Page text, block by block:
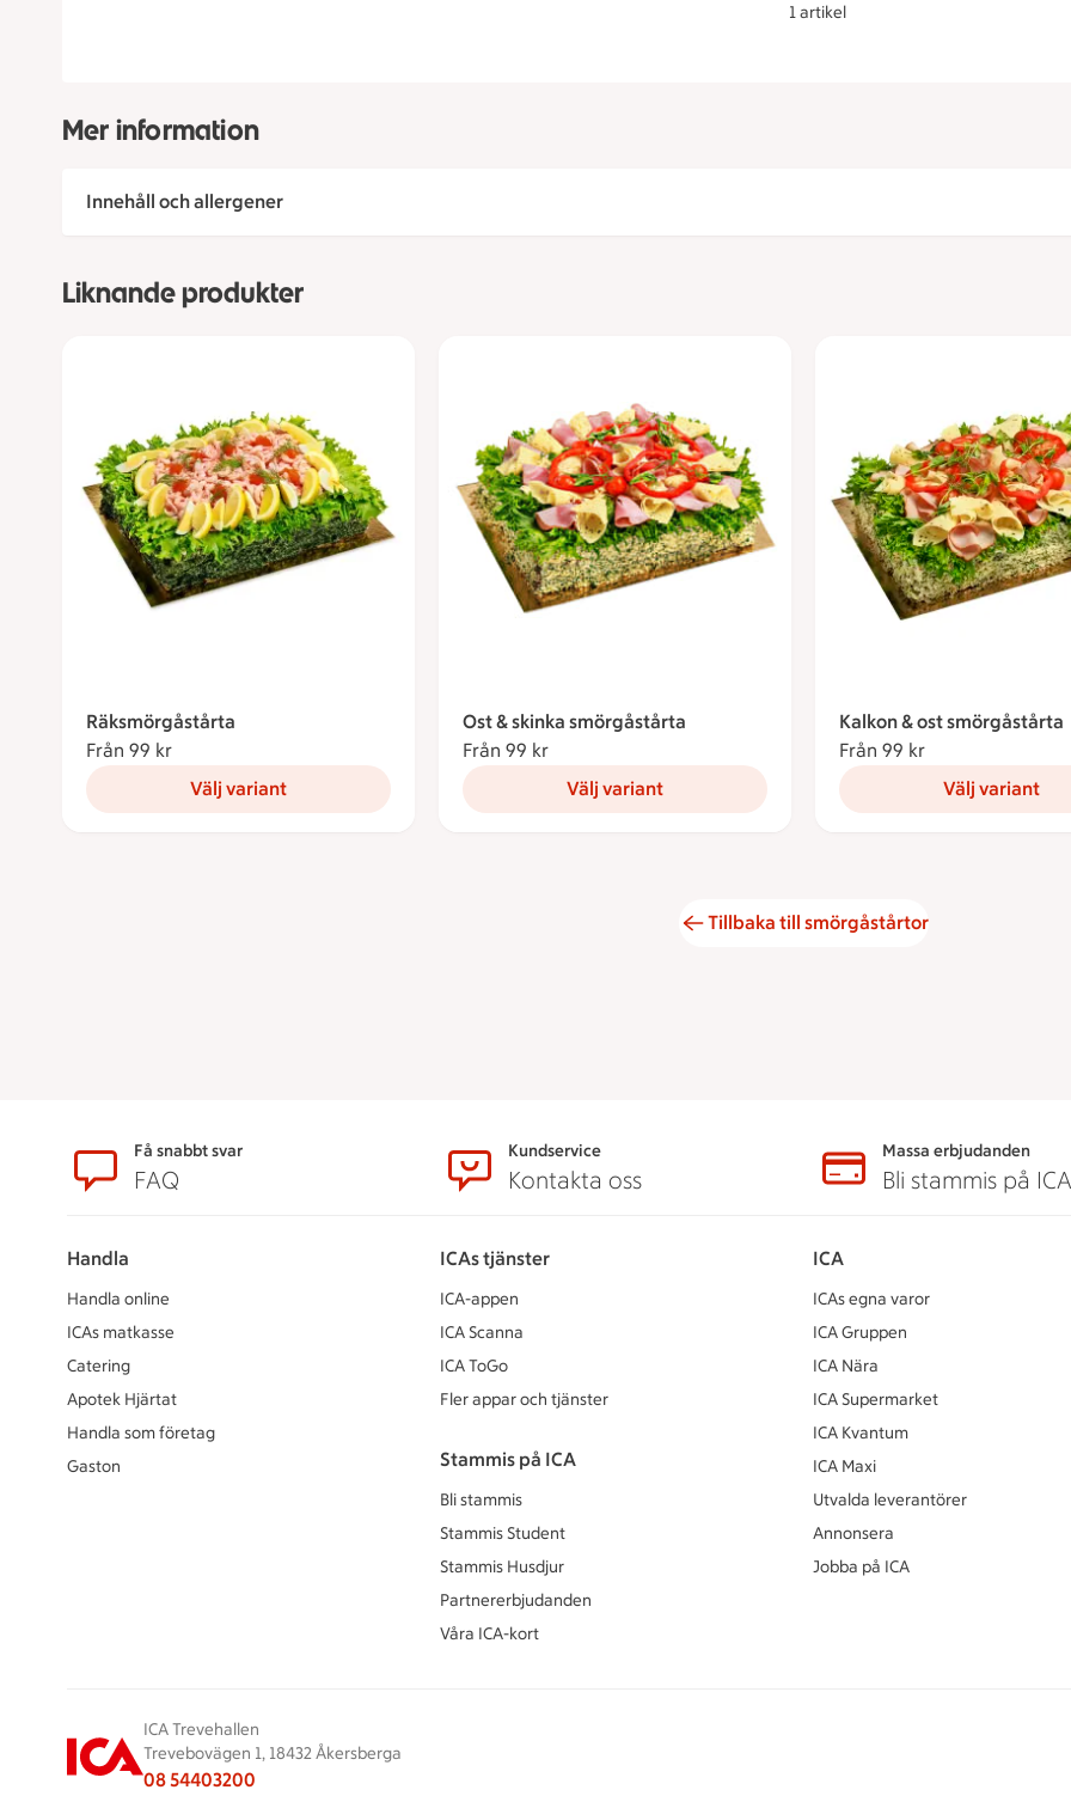
1 artikel
Mer information
Innehåll och allergener
Liknande produkter
Räksmörgåstårta
Från 99 kr
Välj variant
Ost & skinka smörgåstårta
Från 99 kr
Välj variant
Kalkon & ost smörgåstårta
Från 99 kr
Välj variant
Tillbaka till smörgåstårtor
SidfotFå snabbt svar
FAQ
Kundservice
Kontakta oss
Massa erbjudanden
Bli stammis på ICA
Handla
Handla online
ICAs matkasse
Catering
Apotek Hjärtat
Handla som företag
Gaston
ICAs tjänster
ICA-appen
ICA Scanna
ICA ToGo
Fler appar och tjänster
Stammis på ICA
Bli stammis
Stammis Student
Stammis Husdjur
Partnererbjudanden
Våra ICA-kort
ICA
ICAs egna varor
ICA Gruppen
ICA Nära
ICA Supermarket
ICA Kvantum
ICA Maxi
Utvalda leverantörer
Annonsera
Jobba på ICA
ICA Trevehallen
Trevebovägen 1, 18432 Åkersberga
08 54403200